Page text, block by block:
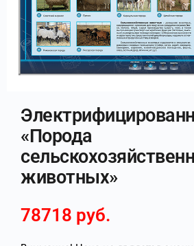
«Порода
животных»
78718 руб.